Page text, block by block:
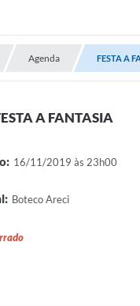
Agenda FESTA A
A FANTASIA
16/11/2019 às 23h00
Boteco Areci